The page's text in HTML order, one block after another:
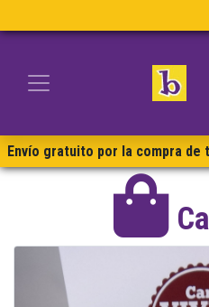
Envío gratuito por la compra de